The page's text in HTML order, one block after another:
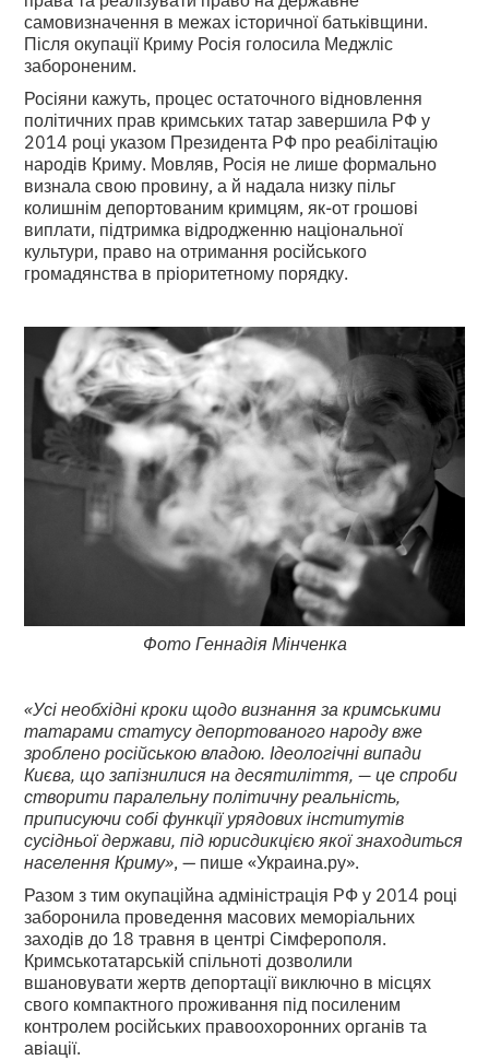
самовизначення в межах історичної батьківщини.
Після окупації Криму Росія голосила Меджліс
забороненим.
Росіяни кажуть, процес остаточного відновлення
політичних прав кримських татар завершила РФ у
2014 році указом Президента РФ про реабілітацію
народів Криму. Мовляв, Росія не лише формально
визнала свою провину, а й надала низку пільг
колишнім депортованим кримцям, як-от грошові
виплати, підтримка відродженню національної
культури, право на отримання російського
громадянства в пріоритетному порядку.
Фото Геннадія Мінченка
«Усі необхідні кроки щодо визнання за кримськими
татарами статусу депортованого народу вже
зроблено російською владою. Ідеологічні випади
Києва, що запізнилися на десятиліття, — це спроби
створити паралельну політичну реальність,
приписуючи собі функції урядових інститутів
сусідньої держави, під юрисдикцією якої знаходиться
населення Криму», — пише «Украина.ру».
Разом з тим окупаційна адміністрація РФ у 2014 році
заборонила проведення масових меморіальних
заходів до 18 травня в центрі Сімферополя.
Кримськотатарській спільноті дозволили
вшановувати жертв депортації виключно в місцях
свого компактного проживання під посиленим
контролем російських правоохоронних органів та
авіації.